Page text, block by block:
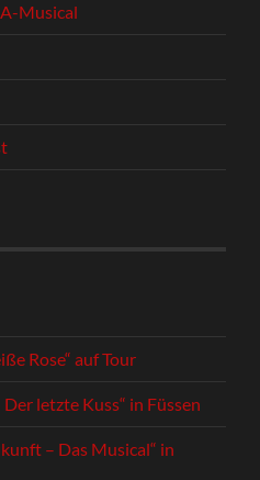
Musical
Rose“ auf Tour
letzte Kuss“ in Füssen
– Das Musical“ in